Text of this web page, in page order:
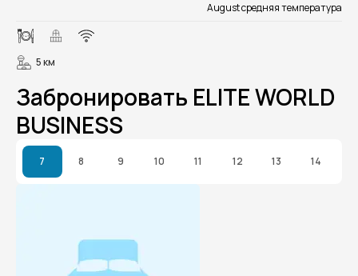
August средняя температура
5 км
Забронировать ELITE WORLD
BUSINESS
7 8 9 10 11 12 13 14